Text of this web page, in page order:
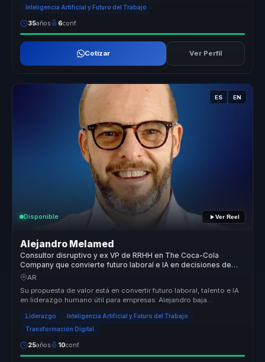
Inteligencia Artificial y Futuro del Trabajo
35años 6conf.
Cotizar Ver Perfil
ES EN
Disponible Ver Reel
Alejandro Melamed
Consultor disruptivo y ex VP de RRHH en The Coca-Cola
Company que convierte futuro laboral e IA en decisiones de
negocio.
AR
Su propuesta de valor está en convertir futuro laboral, talento e IA
en liderazgo humano útil para empresas. Alejandro baja
tendencias y ...
Liderazgo Inteligencia Artificial y Futuro del Trabajo
Transformación Digital
25años 10conf.